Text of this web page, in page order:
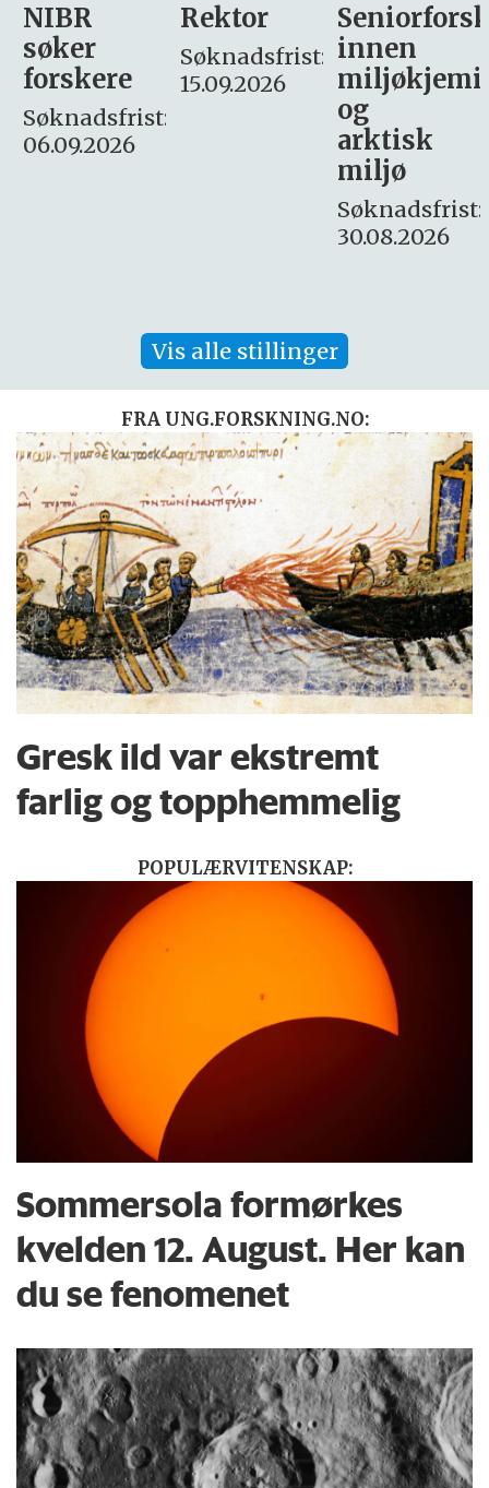
Rektor
Søknadsfrist:
15.09.2026
Seniorforsker
innen
miljøkjemi
søker
– fast
Søknadsfrist:
16. august.
Vis alle stillinger
FRA UNG.FORSKNING.NO:
Gresk ild var ekstremt
farlig og topphemmelig
POPULÆRVITENSKAP:
Sommersola formørkes
kvelden 12. August. Her kan
du se fenomenet